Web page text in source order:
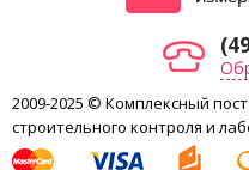
Габаритные размеры, мм,
Масса, кг, не более:
2009-2025 © Комплексный
строительного контроля и